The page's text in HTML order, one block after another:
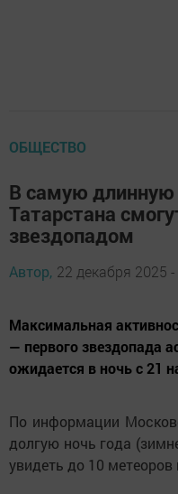
ОБЩЕСТВО
В самую длинную
Татарстана
звездопадом
Автор, 22 декабря 2025
Максимальная
— первого звездопада
ожидается в ночь с 21
По информации
долгую ночь года
увидеть до 10 метеоров